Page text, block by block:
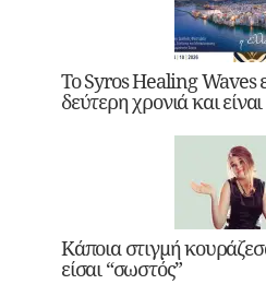
Το Syros Healing Waves
δεύτερη χρονιά και
Κάποια στιγμή
είσαι “σωστός”